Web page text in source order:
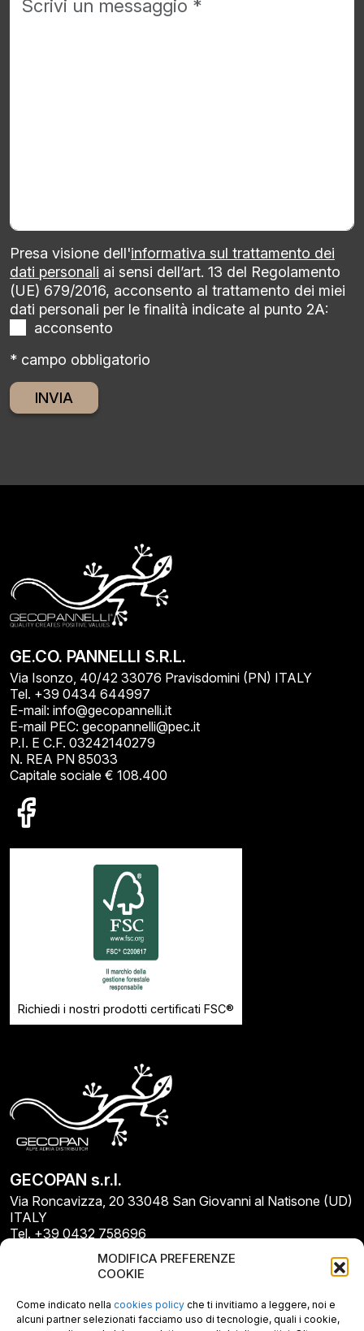
MODIFICA PREFERENZE
COOKIE
Come indicato nella cookies policy che ti invitiamo a leggere, noi e
alcuni partner selezionati facciamo uso di tecnologie, quali i cookie,
Presa visione dell'informativa sul trattamento dei
dati personali ai sensi dell’art. 13 del Regolamento
(UE) 679/2016, acconsento al trattamento dei miei
dati personali per le finalità indicate al punto 2A:
acconsento
* campo obbligatorio
GE.CO. PANNELLI S.R.L.
Via Isonzo, 40/42 33076 Pravisdomini (PN) ITALY
Tel. +39 0434 644997
E-mail: info@gecopannelli.it
E-mail PEC: gecopannelli@pec.it
P.I. E C.F. 03242140279
N. REA PN 85033
Capitale sociale € 108.400
Richiedi i nostri prodotti certificati FSC®
GECOPAN s.r.l.
Via Roncavizza, 20 33048 San Giovanni al Natisone (UD)
ITALY
Tel. +39 0432 758696
E-mail: info@gecopan.it
E-mail PEC: gecopan@pec.it
P.I. E C.F. 02487660306
N. REA UD 264834
Capitale sociale € 30.000